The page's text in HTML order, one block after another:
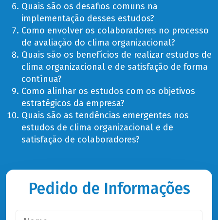
Quais são os desafios comuns na
implementação desses estudos?
Como envolver os colaboradores no processo
de avaliação do clima organizacional?
Quais são os benefícios de realizar estudos de
clima organizacional e de satisfação de forma
contínua?
Como alinhar os estudos com os objetivos
estratégicos da empresa?
Quais são as tendências emergentes nos
estudos de clima organizacional e de
satisfação de colaboradores?
Pedido de Informações